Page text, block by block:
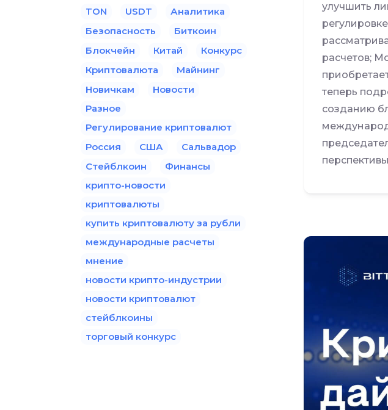
улучшить
расчетов;
теперь
созданию
TON
USDT
Аналитика
Безопасность
Биткоин
Блокчейн
Китай
Конкурс
Криптовалюта
Майнинг
Новичкам
Новости
Разное
Регулирование криптовалют
Россия
США
Сальвадор
Стейблкоин
Финансы
крипто-новости
криптовалюты
купить криптовалюту за рубли
международные расчеты
мнение
новости крипто-индустрии
новости криптовалют
стейблкоины
торговый конкурс